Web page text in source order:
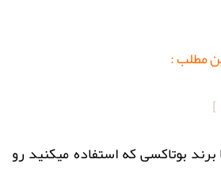
مطلب :
]
بوتاکسی که استفاده میکنید رو